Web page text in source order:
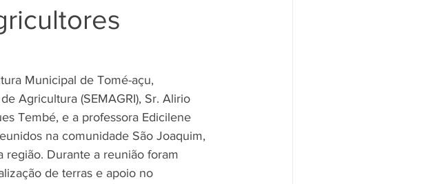
Municipal de Tomé-açu,
Agricultura (SEMAGRI), Sr. Alirio
Tembé, e a professora Edicilene
na comunidade São Joaquim,
Durante a reunião foram
de terras e apoio no